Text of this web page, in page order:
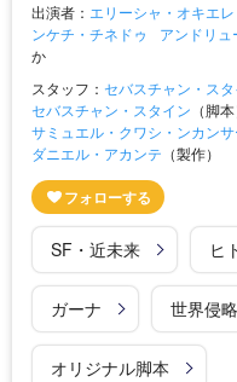
出演者： エリーシャ・オキエレ
ンケチ・チネドゥ
アンドリ
か
スタッフ： セバスチャン・ス
セバスチャン・スタイン （脚本
サミュエル・クワシ・ンカンサ
ダニエル・アカンテ （製作）
SF・近未来 ヒ
ガーナ 世界侵略
オリジナル脚本